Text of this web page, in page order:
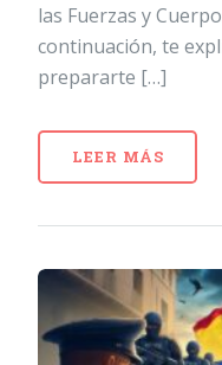
las Fuerzas y
continuación, te
prepararte […]
LEER MÁS